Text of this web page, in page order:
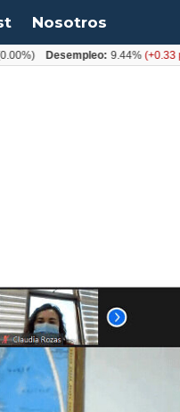
Nosotros
Desempleo: 9.44%(+0.33 pts)